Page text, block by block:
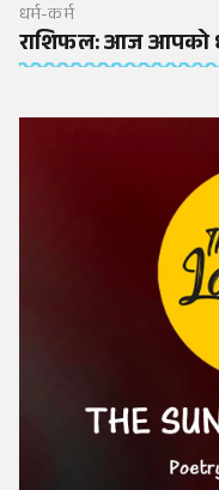
धर्म-कर्म
राशिफल: आज आपको